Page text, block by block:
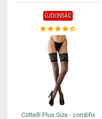
ÚJDONSÁG
Cottelli Plus Size - combfix